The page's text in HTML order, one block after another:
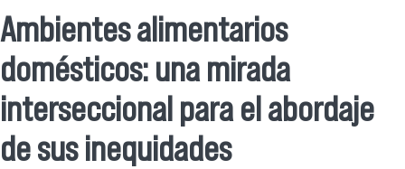
Ambientes alimentarios
domésticos: una mirada
interseccional para el abordaje
de sus inequidades